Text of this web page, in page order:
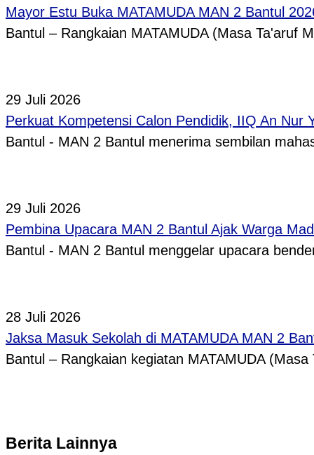
Mayor Estu Buka MATAMUDA MAN 2 Bantul
Bantul – Rangkaian MATAMUDA (Masa Ta'aruf
29 Juli 2026
Perkuat Kompetensi Calon Pendidik, IIQ An Nur
Bantul - MAN 2 Bantul menerima sembilan
29 Juli 2026
Pembina Upacara MAN 2 Bantul Ajak Warga
Bantul - MAN 2 Bantul menggelar upacara
28 Juli 2026
Jaksa Masuk Sekolah di MATAMUDA MAN 2
Bantul – Rangkaian kegiatan MATAMUDA
Berita Lainnya